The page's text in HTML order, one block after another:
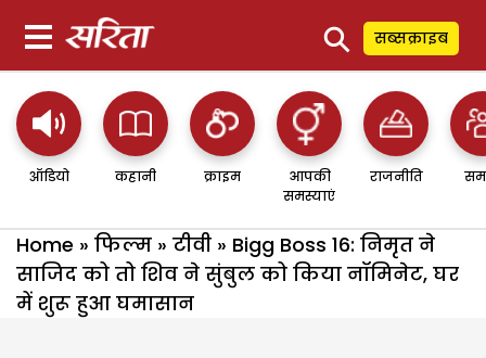
⚲ सब्सक्राइब
ऑडियो कहानी क्राइम
आपकी
समस्याएं
राजनीति
Home » फिल्म » टीवी » Bigg Boss 16: निमृत ने
साजिद को तो शिव ने सुंबुल को किया नॉमिनेट, घर
में शुरू हुआ घमासान